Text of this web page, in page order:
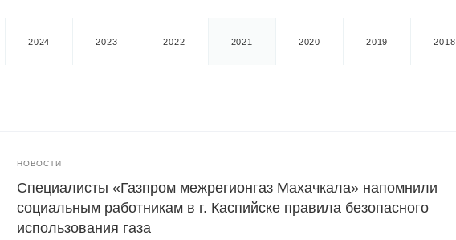
2024 2023 2022 2021 2020 2019 2018
НОВОСТИ
Специалисты «Газпром межрегионгаз Махачкала» напомнили
социальным работникам в г. Каспийске правила безопасного
использования газа